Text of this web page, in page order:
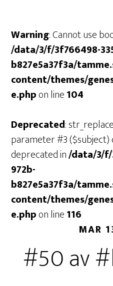
Warning: Cannot use
/data/3/f/3f766498-
b827e5a37f3a/
content/themes/
e.phpon line104
Deprecated:
parameter #3
deprecated in/data/3/f/
972b-
b827e5a37f3a/
content/themes/
e.phpon line116
MAR
#50 av